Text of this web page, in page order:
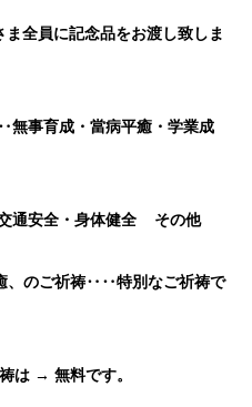
ま全員に記念品をお渡し致しま
事育成・當病平癒・学業成
通安全・身体健全 その他
のご祈祷‥‥特別なご祈祷で
は → 無料です。